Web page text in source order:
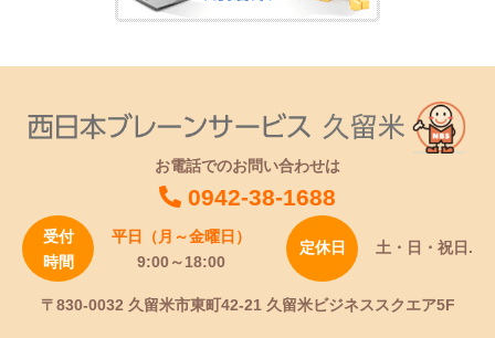
お電話でのお問い合わせは
0942-38-1688
受付
時間
平日（月～金曜日）
9:00～18:00
定休日 土・日・祝日.
〒830-0032 久留米市東町42-21 久留米ビジネススクエア5F